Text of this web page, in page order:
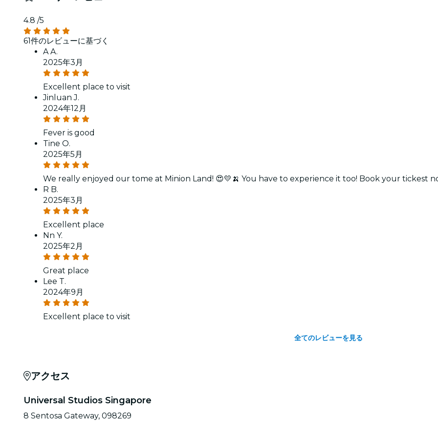
4.8 /5
61件のレビューに基づく
A A.
2025年3月
Excellent place to visit
Jinluan J.
2024年12月
Fever is good
Tine O.
2025年5月
We really enjoyed our tome at Minion Land! 😍💛🍌 You have to experience it too! Book your tickest
R B.
2025年3月
Excellent place
Nn Y.
2025年2月
Great place
Lee T.
2024年9月
Excellent place to visit
全てのレビューを見る
アクセス
Universal Studios Singapore
8 Sentosa Gateway, 098269